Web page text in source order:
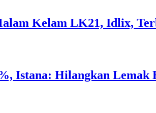
Kelam LK21, Idlix,
Istana: Hilangkan Lemak